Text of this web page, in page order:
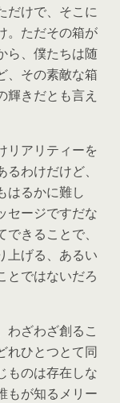
だけで、そこに
。ただその箱が
ら、僕たちは随
、その素敵な箱
輝きだとも言え
リアリティーを
わけだけど、
はるかに難し
セージですだな
きることで、
上げる、あるい
とではないだろ
わざわざ創るこ
れひとつとて同
ものは存在しな
もが知るメリー